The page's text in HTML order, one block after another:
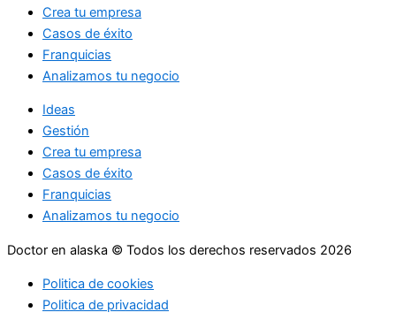
Crea tu empresa
Casos de éxito
Franquicias
Analizamos tu negocio
Ideas
Gestión
Crea tu empresa
Casos de éxito
Franquicias
Analizamos tu negocio
Doctor en alaska © Todos los derechos reservados 2026
Politica de cookies
Politica de privacidad